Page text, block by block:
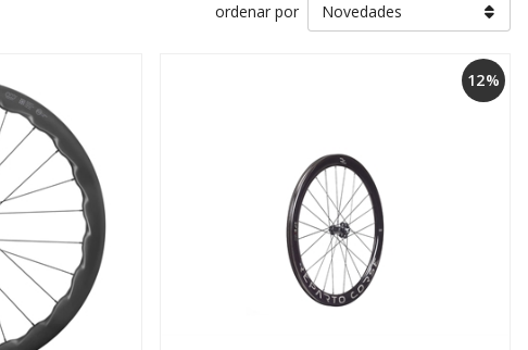
ordenar por
12%